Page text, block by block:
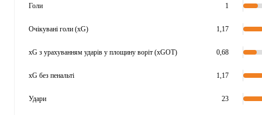
Голи 1
Очікувані голи (xG) 1,17
xG з урахуванням ударів у площину воріт (xGOT) 0,68
xG без пенальті 1,17
Удари 23